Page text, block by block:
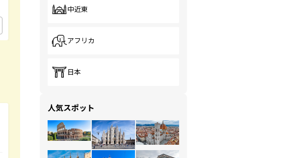
中近東
アフリカ
日本
人気スポット